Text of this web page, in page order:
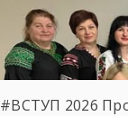
предмета
https://
usp=sharing
#ВСТУП 2026